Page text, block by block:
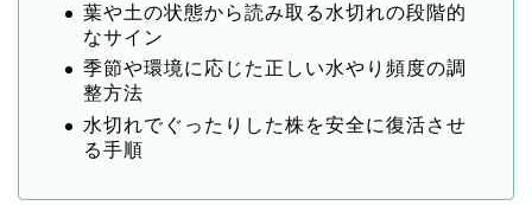
葉や土の状態から読み取る水切れの段階的
なサイン
季節や環境に応じた正しい水やり頻度の調
整方法
水切れでぐったりした株を安全に復活させ
る手順